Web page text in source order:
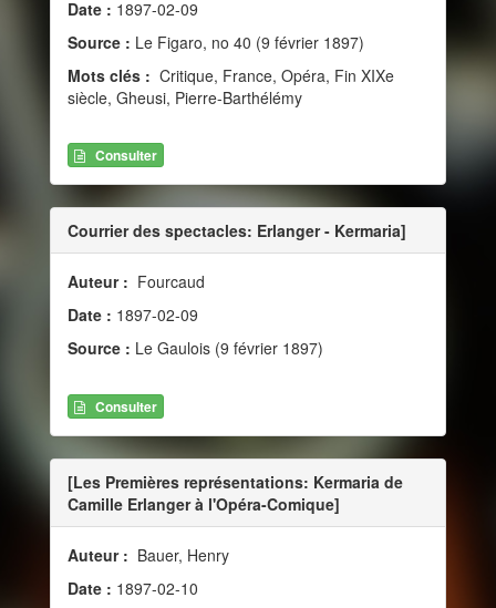
Date : 1897-02-09
Source : Le Figaro, no 40 (9 février 1897)
Mots clés : Critique, France, Opéra, Fin XIXe
siècle, Gheusi, Pierre-Barthélémy
Consulter
Courrier des spectacles: Erlanger - Kermaria]
Auteur : Fourcaud
Date : 1897-02-09
Source : Le Gaulois (9 février 1897)
Consulter
[Les Premières représentations: Kermaria de
Camille Erlanger à l'Opéra-Comique]
Auteur : Bauer, Henry
Date : 1897-02-10